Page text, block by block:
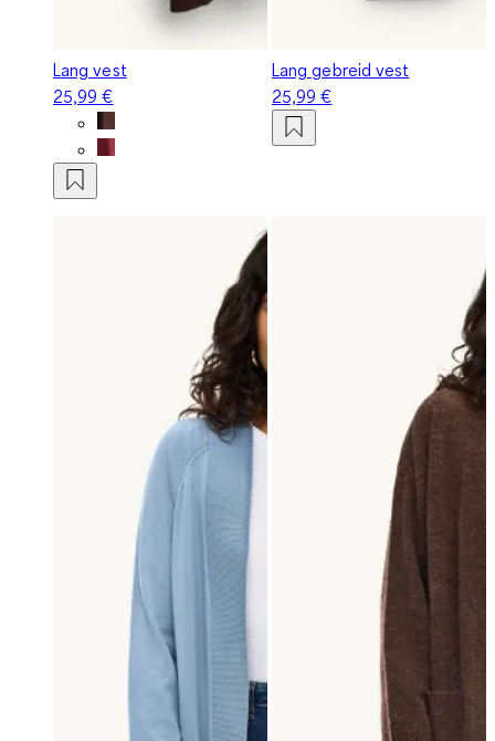
Lang vest
25,99 €
Lang gebreid vest
25,99 €